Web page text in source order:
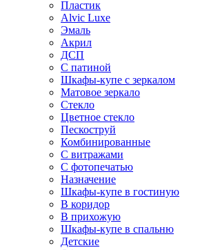
Пластик
Alvic Luxe
Эмаль
Акрил
ДСП
С патиной
Шкафы-купе с зеркалом
Матовое зеркало
Стекло
Цветное стекло
Пескоструй
Комбинированные
С витражами
С фотопечатью
Назначение
Шкафы-купе в гостиную
В коридор
В прихожую
Шкафы-купе в спальню
Детские